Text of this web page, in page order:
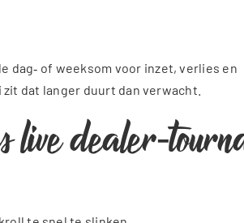
dag‑ of weeksom voor inzet, verlies en
dat langer duurt dan verwacht.
live